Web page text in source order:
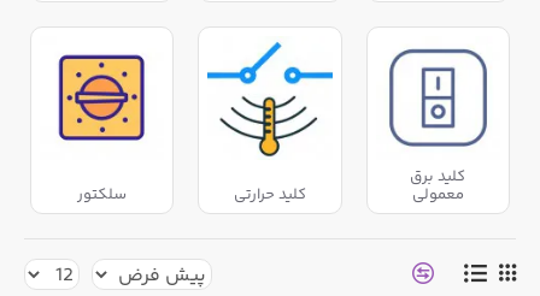
کلید برق
معمولی کلید حرارتی سلکتور